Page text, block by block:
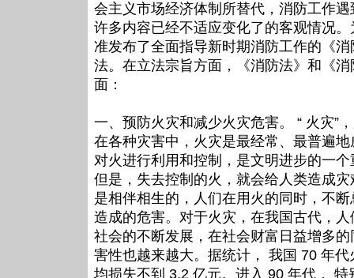
会主义市场经济体制所替代，消防工作
许多内容已经不适应变化了的客观情况
准发布了全面指导新时期消防工作的《
法。在立法宗旨方面，《消防法》和《
面：
一、预防火灾和减少火灾危害。 “ 火灾”
在各种灾害中，火灾是最经常、最普遍
对火进行利用和控制，是文明进步的一
但是，失去控制的火，就会给人类造成
是相伴相生的，人们在用火的同时，不
造成的危害。对于火灾，在我国古代，
社会的不断发展，在社会财富日益增多
害性也越来越大。据统计， 我国 70 年
均损失不到 3.2 亿元。进入 90 年代，